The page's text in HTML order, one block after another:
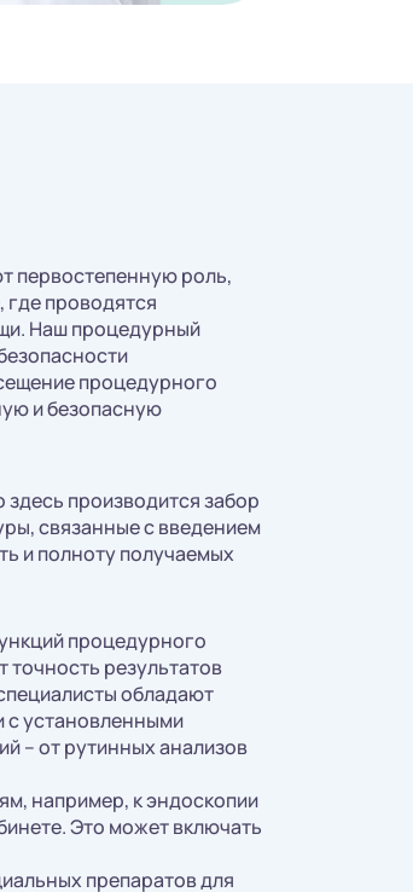
первостепенную роль,
проводятся
Наш процедурный
процедурного
и безопасную
производится забор
связанные с введением
и полноту получаемых
процедурного
точность результатов
обладают
с установленными
– от рутинных анализов
например, к эндоскопии
Это может включать
препаратов для